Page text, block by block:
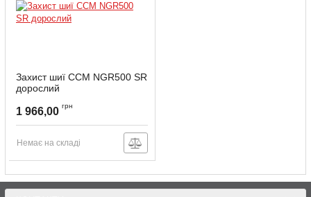
Захист шиї CCM NGR500 SR
дорослий
1 966,00 грн
Немає на складі